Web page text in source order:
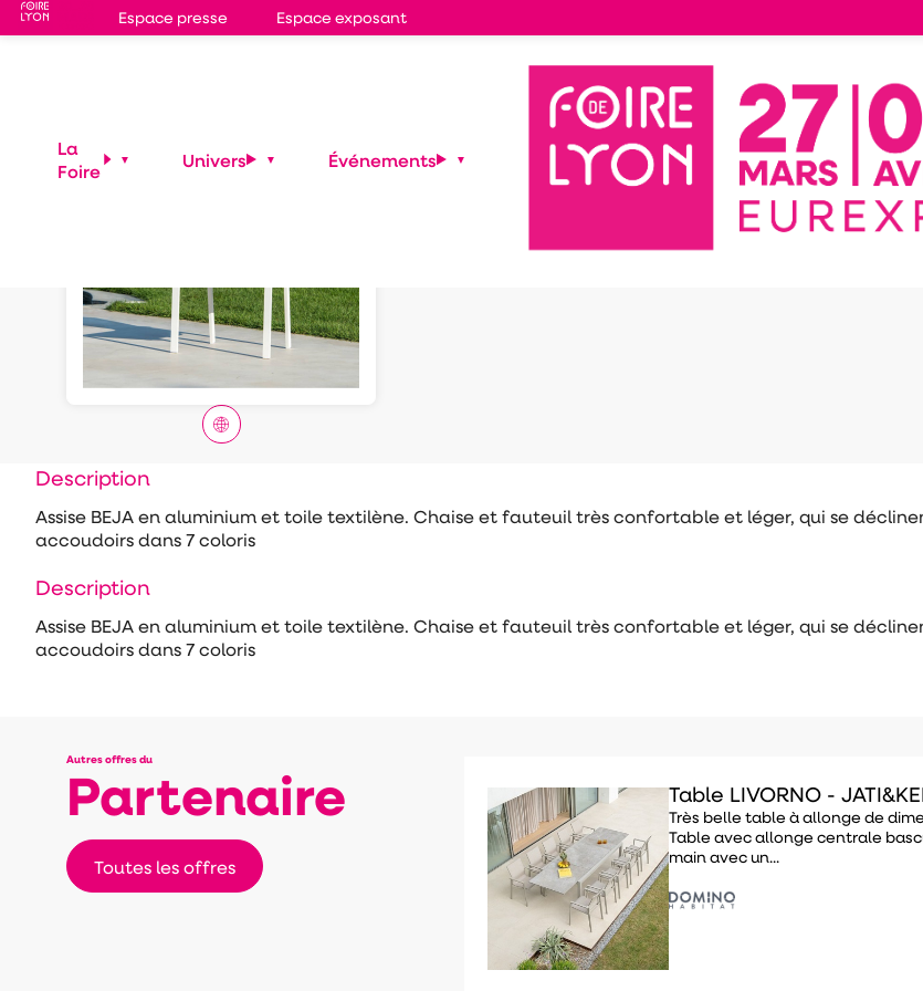
Espace presse
Espace exposant
ASSISE BEJA -
JATI&KEBON
Description
Assise BEJA en aluminium et toile textilène. Chaise et fauteuil très confortable et léger, qui se
accoudoirs dans 7 coloris
Description
Assise BEJA en aluminium et toile textilène. Chaise et fauteuil très confortable et léger, qui se
accoudoirs dans 7 coloris
Autres offres du
Partenaire
Toutes les offres
Table LIVORNO -
Très belle table à allonge de
Table avec allonge centrale
main avec un...
La
Foire
Univers Événements